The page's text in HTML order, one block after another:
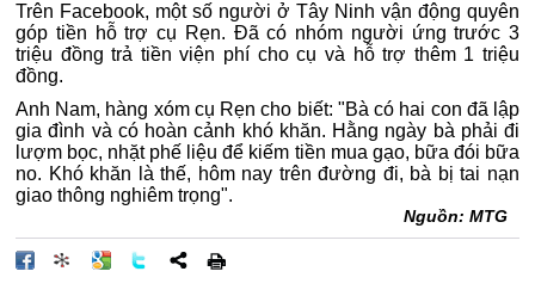
Trên Facebook, một số người ở Tây Ninh vận động quyên
góp tiền hỗ trợ cụ Rẹn. Đã có nhóm người ứng trước 3
triệu đồng trả tiền viện phí cho cụ và hỗ trợ thêm 1 triệu
đồng.
Anh Nam, hàng xóm cụ Rẹn cho biết: "Bà có hai con đã lập
gia đình và có hoàn cảnh khó khăn. Hằng ngày bà phải đi
lượm bọc, nhặt phế liệu để kiếm tiền mua gạo, bữa đói bữa
no. Khó khăn là thế, hôm nay trên đường đi, bà bị tai nạn
giao thông nghiêm trọng".
Nguồn: MTG